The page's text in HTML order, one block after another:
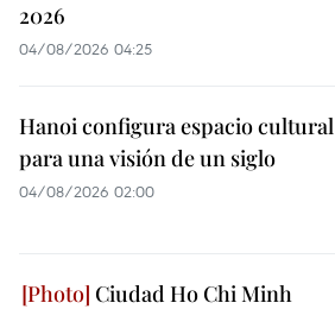
2026
04/08/2026 04:25
Hanoi configura espacio cultural
para una visión de un siglo
04/08/2026 02:00
Ciudad Ho Chi Minh